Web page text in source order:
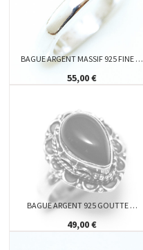
BAGUE ARGENT MASSIF 925 FINE …
55,00 €
BAGUE ARGENT 925 GOUTTE …
49,00 €